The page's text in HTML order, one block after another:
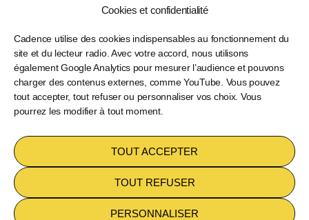
Cookies et confidentialité
Cadence utilise des cookies indispensables au fonctionnement du
site et du lecteur radio. Avec votre accord, nous utilisons
également Google Analytics pour mesurer l’audience et pouvons
charger des contenus externes, comme YouTube. Vous pouvez
tout accepter, tout refuser ou personnaliser vos choix. Vous
pourrez les modifier à tout moment.
TOUT ACCEPTER
TOUT REFUSER
PERSONNALISER